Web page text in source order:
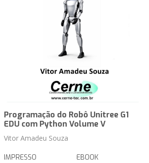
Programação do Robô Unitree G1
EDU com Python Volume V
Vitor Amadeu Souza
IMPRESSO EBOOK